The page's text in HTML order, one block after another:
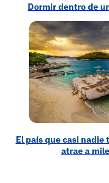
Dormir dentro de
El país que casi nadie
atrae a